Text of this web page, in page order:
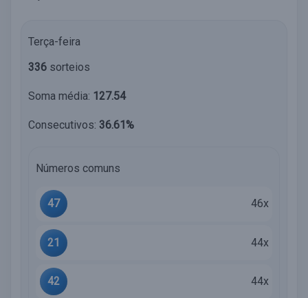
Terça-feira
336 sorteios
Soma média: 127.54
Consecutivos: 36.61%
Números comuns
47 46x
21 44x
42 44x